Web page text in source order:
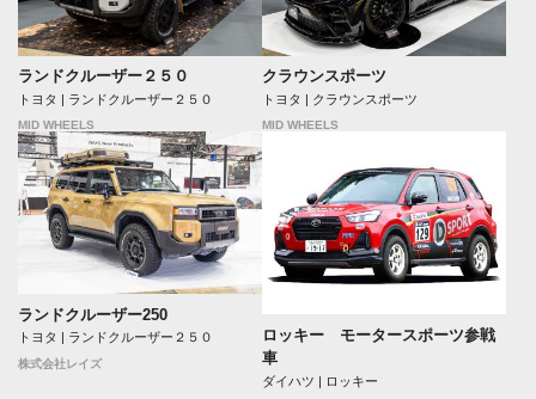
ランドクルーザー２５０
トヨタ | ランドクルーザー２５０
MID WHEELS
クラウンスポーツ
トヨタ | クラウンスポーツ
MID WHEELS
ランドクルーザー250
トヨタ | ランドクルーザー２５０
株式会社レイズ
ロッキー モータースポーツ参戦
車
ダイハツ | ロッキー